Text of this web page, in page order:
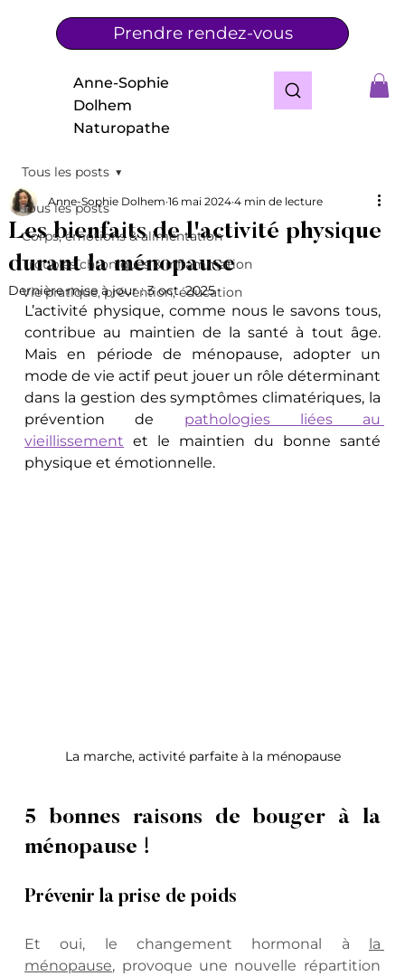
Anne-Sophie
Dolhem
Naturopathe
Prendre rendez-vous
Tous les posts
Corps, émotions & alimentation
Troubles chroniques & inflammation
Vie pratique, prévention, éducation
Tous les posts
Les bienfaits de l'activité physique
durant la ménopause
Anne-Sophie Dolhem 16 mai 2024 4 min de lecture
Dernière mise à jour :3 oct. 2025
L’activité physique, comme nous le savons tous,
contribue au maintien de la santé à tout âge.
Mais en période de ménopause, adopter un
mode de vie actif peut jouer un rôle déterminant
dans la gestion des symptômes climatériques, la
prévention de pathologies liées au
vieillissement et le maintien du bonne santé
physique et émotionnelle.
La marche, activité parfaite à la ménopause
5 bonnes raisons de bouger à la
ménopause !
Prévenir la prise de poids
Et oui, le changement hormonal à
la
ménopause, provoque une nouvelle répartition